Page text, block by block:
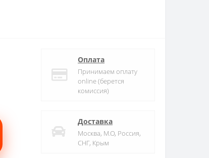
Оплата
Принимаем оплату
online (берется
комиссия)
Доставка
Москва, М.О, Россия,
СНГ, Крым